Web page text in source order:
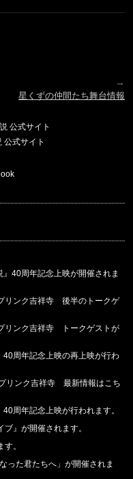
→
星くずの仲間たち舞台情報
公式サイト
40周年記念上映が開催されま
リンク吉祥寺 後半のトークゲ
リンク吉祥寺 トークゲストが
周年記念上映の再上映が行わ
リンク吉祥寺 最新情報はこち
周年記念上映が行われます。
』が開催されます。
。
った君たちへ」が開催されま